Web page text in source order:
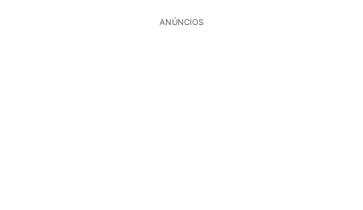
ANÚNCIOS